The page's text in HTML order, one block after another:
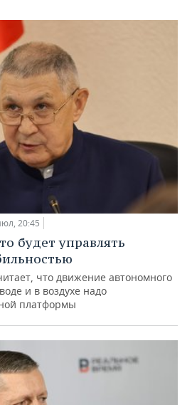
20:45
будет управлять
что движение автономного
и в воздухе надо
платформы